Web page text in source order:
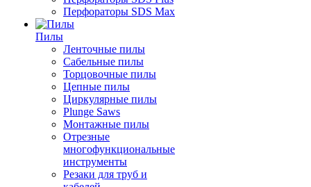
Перфораторы SDS Max
Пилы
Ленточные пилы
Сабельные пилы
Торцовочные пилы
Цепные пилы
Циркулярные пилы
Plunge Saws
Монтажные пилы
Отрезные
многофункциональные
инструменты
Резаки для труб и